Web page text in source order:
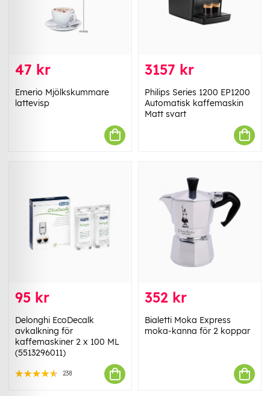
47 kr
Emerio Mjölkskummare
lattevisp
3157 kr
Philips Series 1200 EP1200
Automatisk kaffemaskin
Matt svart
95 kr
Delonghi EcoDecalk
avkalkning för
kaffemaskiner 2 x 100 ML
(5513296011)
238
352 kr
Bialetti Moka Express
moka-kanna för 2 koppar